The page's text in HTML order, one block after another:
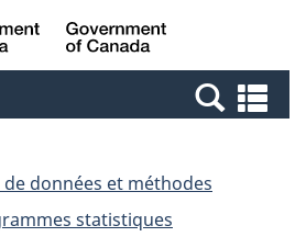
Passer
au
Passer
à
Canada
et
données et méthodes
statistiques